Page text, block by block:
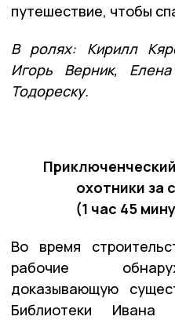
путешествие, чтобы
В ролях: Кирилл
Игорь Верник,
Тодореску.
охотники за
(1 час 45
Во время
рабочие
доказывающую
Библиотеки Ивана